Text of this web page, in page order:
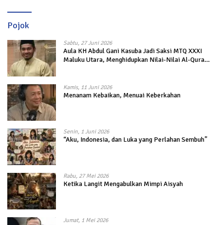
Pojok
Sabtu, 27 Juni 2026
Aula KH Abdul Gani Kasuba Jadi Saksi MTQ XXXI
Maluku Utara, Menghidupkan Nilai-Nilai Al-Quran
Kamis, 11 Juni 2026
Menanam Kebaikan, Menuai Keberkahan
Senin, 1 Juni 2026
“Aku, Indonesia, dan Luka yang Perlahan Sembuh”
Rabu, 27 Mei 2026
Ketika Langit Mengabulkan Mimpi Aisyah
Jumat, 1 Mei 2026